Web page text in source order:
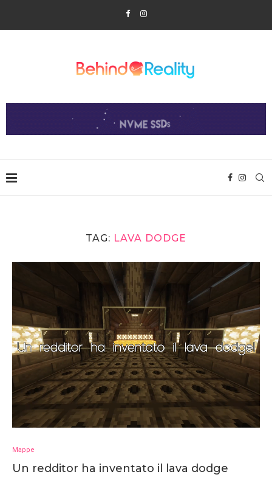
TAG: LAVA DODGE
Mappe
Un redditor ha inventato il lava dodge